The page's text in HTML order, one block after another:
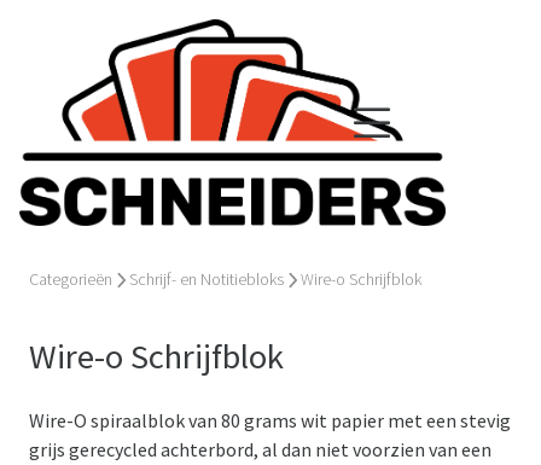
Categorieën Schrijf- en Notitiebloks Wire-o Schrijfblok
Wire-o Schrijfblok
Wire-O spiraalblok van 80 grams wit papier met een stevig
grijs gerecycled achterbord, al dan niet voorzien van een